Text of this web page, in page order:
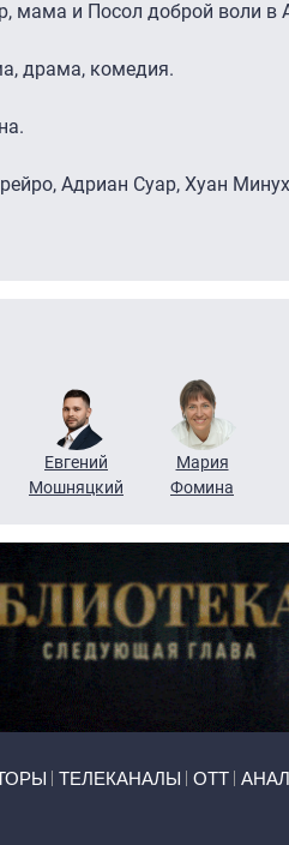
мама и Посол доброй воли в
драма, комедия.
Адриан Суар, Хуан
Евгений
Мошняцкий
Мария
Фомина
ТЕЛЕКАНАЛЫ ОТТ